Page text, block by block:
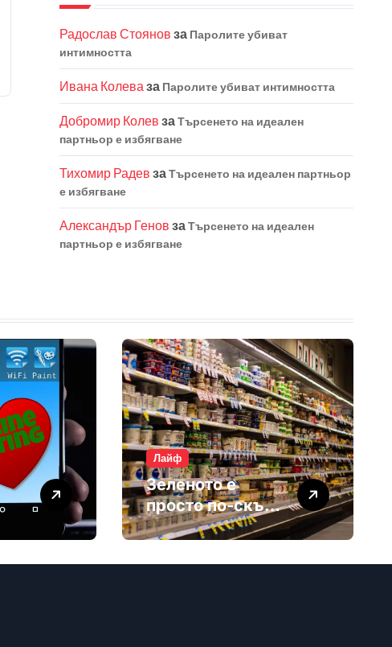
Радослав Стоянов за Паролите убиват
интимността
Ивана Колеваза Паролите убиват интимността
Добромир Колев заТърсенето на идеален
партньор е избягване
Тихомир Радев заТърсенето на идеален партньор
е избягване
Александър Генов заТърсенето на идеален
партньор е избягване
Лайф
Зеленото е
просто по-скъп
маркетинг